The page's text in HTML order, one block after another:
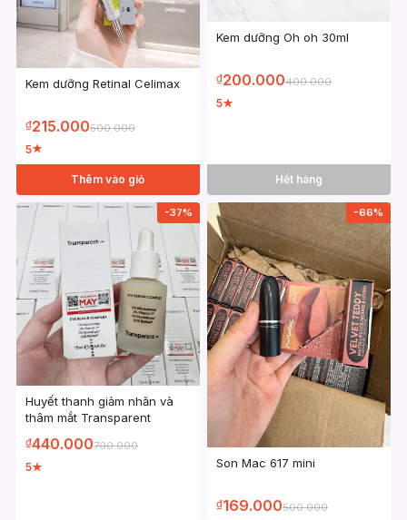
Kem dưỡng Retinal Celimax
₫215.000500.000
5★
Thêm vào giỏ
Kem dưỡng Oh oh 30ml
₫200.000400.000
5★
Hết hàng
-37%
Huyết thanh giảm nhăn và
thâm mắt Transparent
₫440.000700.000
5★
-66%
Son Mac 617 mini
₫169.000500.000